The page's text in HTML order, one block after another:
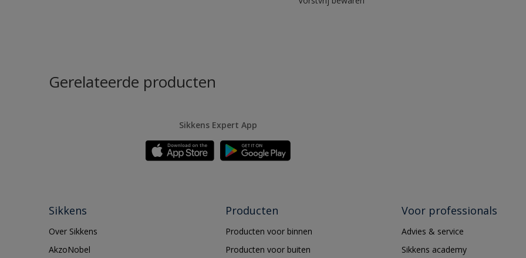
Gerelateerde producten
Sikkens Expert App
Sikkens
Over Sikkens
AkzoNobel
Producten
Producten voor binnen
Producten voor buiten
Voor professionals
Advies & service
Sikkens academy